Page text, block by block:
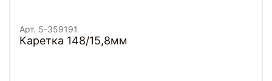
Арт. 5-359191
Каретка 148/15,8мм